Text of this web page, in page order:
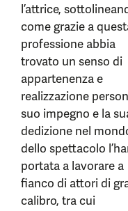
l’attrice,
come grazie a
professione abbia
trovato un senso di
appartenenza e
realizzazione
suo impegno e la
dedizione nel
dello spettacolo
portata a lavorare a
fianco di attori di
calibro, tra cui